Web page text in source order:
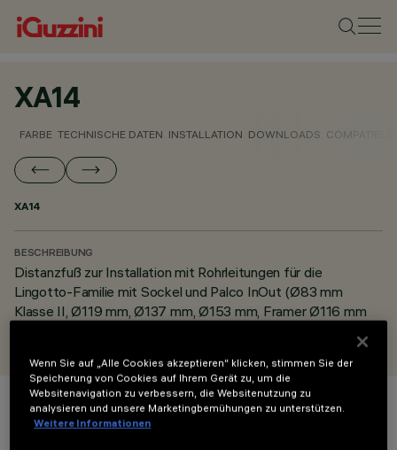
XA14
FARBE TECHNISCHE DATEN INSTALLATION DOWNLOADS
XA14
BESCHREIBUNG
Distanzfuß zur Installation mit Rohrleitungen für die
Lingotto-Familie mit Sockel und Palco InOut (Ø83 mm
Klasse II, Ø119 mm, Ø137 mm, Ø153 mm, Framer Ø116 mm
FARBE
Wenn Sie auf „Alle Cookies akzeptieren“ klicken, stimmen Sie der
Speicherung von Cookies auf Ihrem Gerät zu, um die
Websitenavigation zu verbessern, die Websitenutzung zu
analysieren und unsere Marketingbemühungen zu unterstützen.
Weitere Informationen